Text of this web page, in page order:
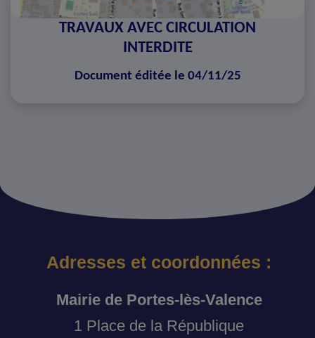
TRAVAUX AVEC CIRCULATION
INTERDITE
Document éditée le 04/11/25
Adresses et coordonnées :
Mairie de Portes-lès-Valence
1 Place de la République